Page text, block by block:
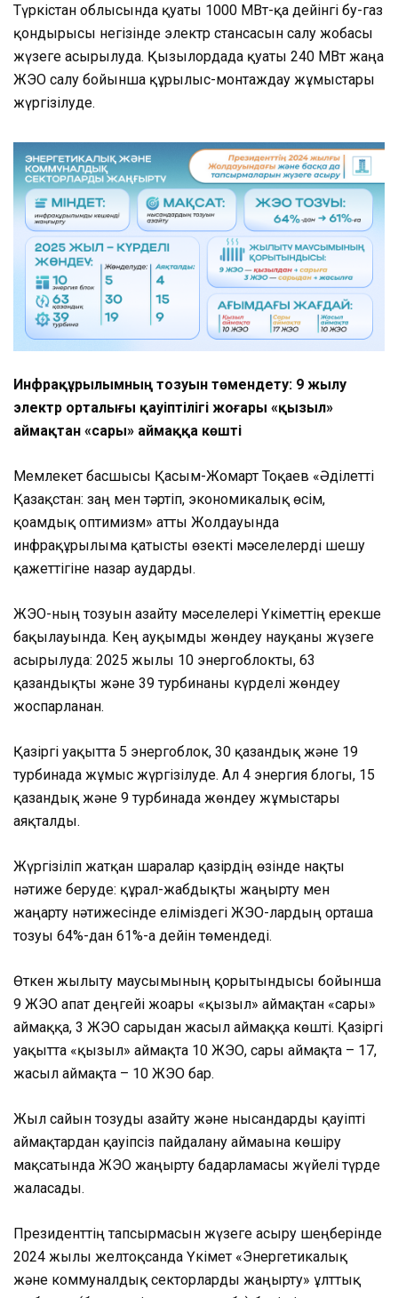
Түркістан облысында қуаты 1000 МВт-қа дейінгі бу-газ
қондырғысы негізінде электр стансасын салу жобасы
жүзеге асырылуда. Қызылордада қуаты 240 МВт жаңа
ЖЭО салу бойынша құрылыс-монтаждау жұмыстары
жүргізілуде.
Инфрақұрылымның тозуын төмендету: 9 жылу
электр орталығы қауіптілігі жоғары «қызыл»
аймақтан «сары» аймаққа көшті
Мемлекет басшысы Қасым-Жомарт Тоқаев «Әділетті
Қазақстан: заң мен тәртіп, экономикалық өсім,
қоғамдық оптимизм» атты Жолдауында
инфрақұрылымға қатысты өзекті мәселелерді шешу
қажеттігіне назар аударды.
ЖЭО-ның тозуын азайту мәселелері Үкіметтің ерекше
бақылауында. Кең ауқымды жөндеу науқаны жүзеге
асырылуда: 2025 жылы 10 энергоблокты, 63
қазандықты және 39 турбинаны күрделі жөндеу
жоспарланған.
Қазіргі уақытта 5 энергоблок, 30 қазандық және 19
турбинада жұмыс жүргізілуде. Ал 4 энергия блогы, 15
қазандық және 9 турбинада жөндеу жұмыстары
аяқталды.
Жүргізіліп жатқан шаралар қазірдің өзінде нақты
нәтиже беруде: құрал-жабдықты жаңғырту мен
жаңарту нәтижесінде еліміздегі ЖЭО-лардың орташа
тозуы 64%-дан 61%-ға дейін төмендеді.
Өткен жылыту маусымының қорытындысы бойынша
9 ЖЭО апат деңгейі жоғары «қызыл» аймақтан «сары»
аймаққа, 3 ЖЭО сарыдан жасыл аймаққа көшті. Қазіргі
уақытта «қызыл» аймақта 10 ЖЭО, сары аймақта – 17,
жасыл аймақта – 10 ЖЭО бар.
Жыл сайын тозуды азайту және нысандарды қауіпті
аймақтардан қауіпсіз пайдалану аймағына көшіру
мақсатында ЖЭО жаңғырту бағдарламасы жүйелі түрде
жалғасады.
Президенттің тапсырмасын жүзеге асыру шеңберінде
2024 жылғы желтоқсанда Үкімет «Энергетикалық
және коммуналдық секторларды жаңғырту» ұлттық